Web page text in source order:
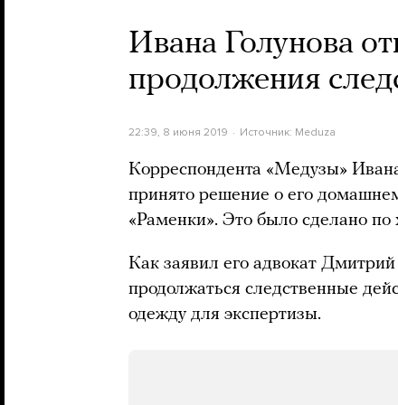
Ивана Голунова
продолжения
22:39, 8 июня 2019 Источник: Meduza
Корреспондента «Медузы»
принято решение о его
«Раменки». Это было сделано по
Как заявил его адвокат
продолжаться следственные
одежду для экспертизы.